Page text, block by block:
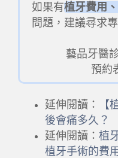
如果有植牙費用
問題，建議尋求
藝品牙醫
預約
延伸閱讀：
【
後會痛多久？
延伸閱讀：植
植牙手術的費